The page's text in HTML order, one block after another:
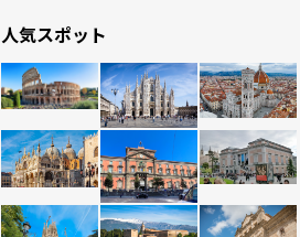
人気スポット